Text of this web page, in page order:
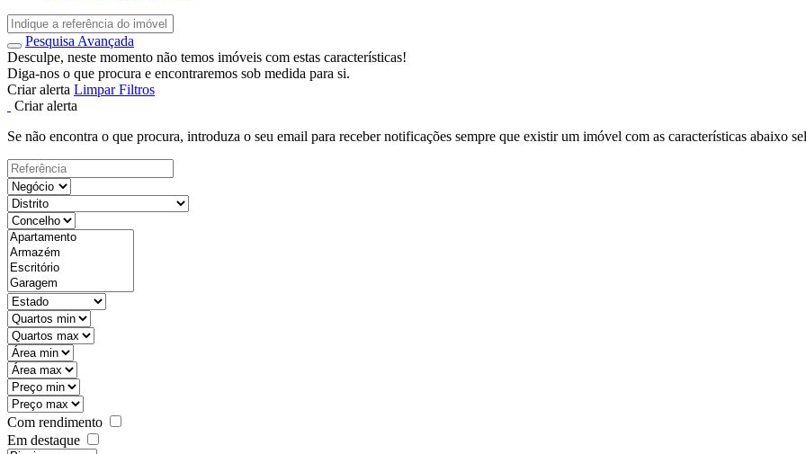
Pesquisa Avançada
Desculpe, neste momento não temos imóveis com estas características!
Diga-nos o que procura e encontraremos sob medida para si.
Criar alerta Limpar Filtros
Criar alerta
Se não encontra o que procura, introduza o seu email para receber notificações sempre que existir um imóvel com as características abaixo
Com rendimento
Em destaque